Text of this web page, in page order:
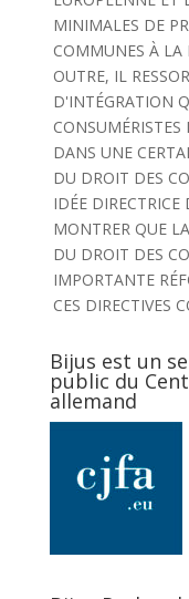
MINIMALES DE
COMMUNES À LA
OUTRE, IL
D'INTÉGRATION
DANS UNE
DU DROIT DES
IDÉE DIRECTRICE
MONTRER QUE
DU DROIT DES
IMPORTANTE
CES DIRECTIVES
Bijus est un
public du
allemand